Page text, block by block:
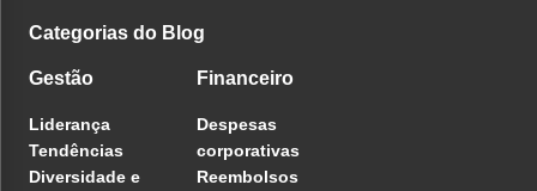
Categorias do Blog
Gestão
Liderança
Tendências
Diversidade e
Financeiro
Despesas
corporativas
Reembolsos